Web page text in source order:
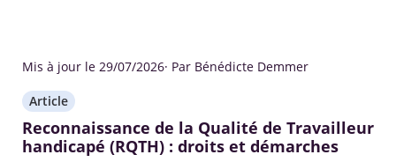
Mis à jour le 29/07/2026· Par Bénédicte Demmer
Article
Reconnaissance de la Qualité de Travailleur
handicapé (RQTH) : droits et démarches